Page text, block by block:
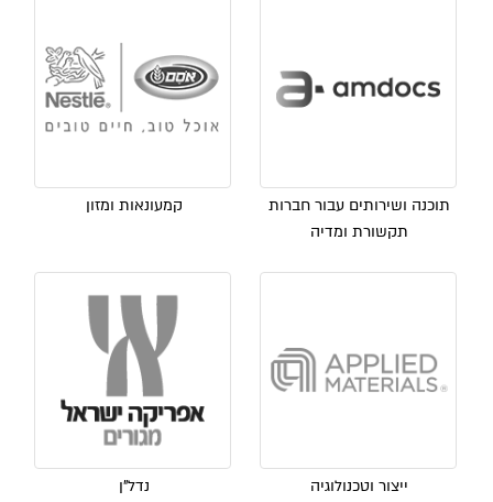
תוכנה ושירותים עבור חברות
תקשורת ומדיה
קמעונאות ומזון
ייצור וטכנולוגיה נדל"ן